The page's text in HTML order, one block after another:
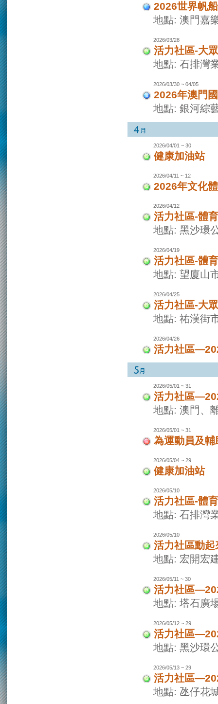
2026世界帆
地點: 澳門嘉
2026/03/28
活力社區-大
地點: 石排灣
2026/03/30 ~ 04/05
2026年澳門
地點: 銀河綜
2026/04/01 ~ 30
健康加油站
2026/04/11 ~ 12
2026年文化
2026/04/12
活力社區-體
地點: 黑沙環
2026/04/19
活力社區-體
地點: 望廈山
2026/04/25
活力社區-大
地點: 祐漢街
2026/04/26
活力社區
2026/05/01 ~ 31
活力社區
地點: 澳門、
2026/05/01 ~ 31
為運動員及
2026/05/04 ~ 29
健康加油站
2026/05/10
活力社區-體
地點: 石排灣
2026/05/10
活力社區動
地點: 宏開宏
2026/05/11 ~ 30
活力社區
地點: 塔石廣
2026/05/12 ~ 29
活力社區
地點: 黑沙環
2026/05/13 ~ 29
活力社區
地點: 氹仔花